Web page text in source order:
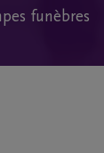
funèbres